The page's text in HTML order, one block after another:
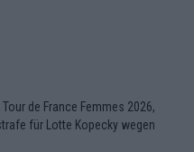
de France Femmes 2026,
für Lotte Kopecky wegen